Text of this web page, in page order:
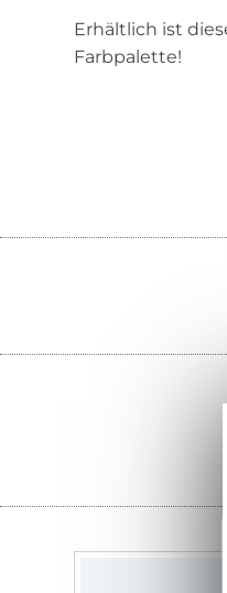
Erhältlich ist
Farbpalette!